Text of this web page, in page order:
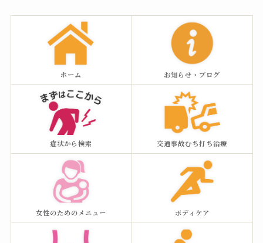
ホーム お知らせ・ブログ
症状から検索 交通事故むち打ち治療
女性のためのメニュー ボディケア